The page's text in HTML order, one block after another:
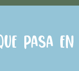
pasa en